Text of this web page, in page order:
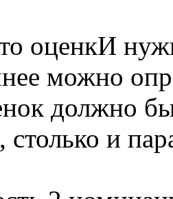
оценкИ
можно
должно
и